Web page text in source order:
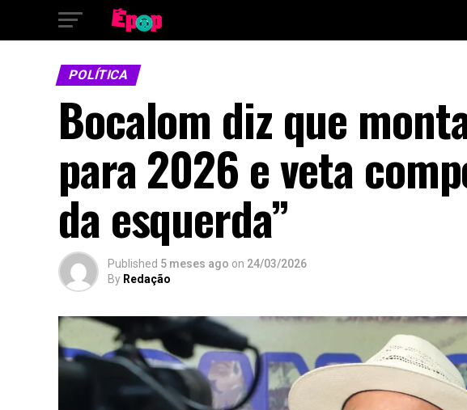
POLÍTICA
Bocalom diz que
para 2026 e veta
da esquerda”
Published 5 meses ago on 24/03/2026
By Redação